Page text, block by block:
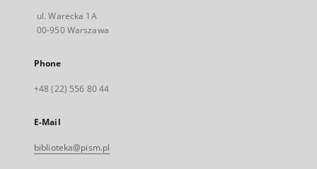
ul. Warecka 1A
00-950 Warszawa
Phone
+48 (22) 556 80 44
E-Mail
biblioteka@pism.pl